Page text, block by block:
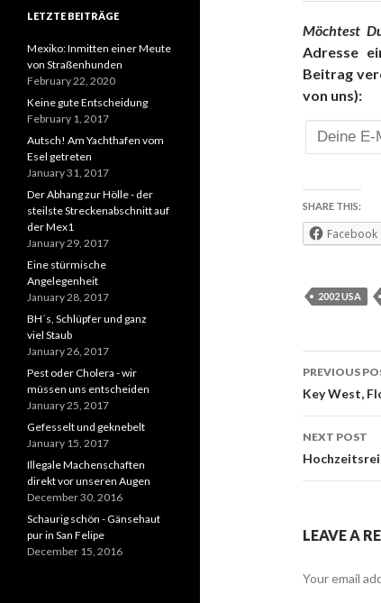
Möchtest
Adresse
Beitrag
von uns):
SHARE THIS:
Facebook
2002 USA
Post
PREVIOUS
Key West,
NEXT POST
LEAVE A
Your email
LETZTE BEITRÄGE
Mexiko: Inmitten einer Meute
von Straßenhunden
February 22, 2020
Keine gute Entscheidung
February 1, 2017
Autsch! Am Yachthafen vom
Esel getreten
January 31, 2017
Der Abhang zur Hölle - der
steilste Streckenabschnitt auf
der Mex1
January 29, 2017
Eine stürmische
Angelegenheit
January 28, 2017
BH´s, Schlüpfer und ganz
viel Staub
January 26, 2017
Pest oder Cholera - wir
müssen uns entscheiden
January 25, 2017
Gefesselt und geknebelt
January 15, 2017
Illegale Machenschaften
direkt vor unseren Augen
December 30, 2016
Schaurig schön - Gänsehaut
pur in San Felipe
December 15, 2016